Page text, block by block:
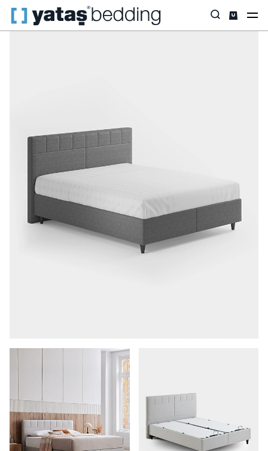
Anasayfa Baza & Başlık İhtiyaca Göre